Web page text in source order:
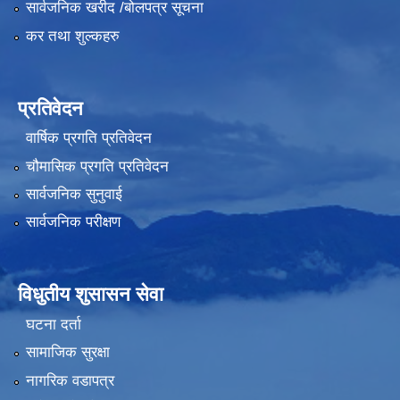
सार्वजनिक खरीद /बोलपत्र सूचना
कर तथा शुल्कहरु
प्रतिवेदन
वार्षिक प्रगति प्रतिवेदन
चौमासिक प्रगति प्रतिवेदन
सार्वजनिक सुनुवाई
सार्वजनिक परीक्षण
विधुतीय शुसासन सेवा
घटना दर्ता
सामाजिक सुरक्षा
नागरिक वडापत्र